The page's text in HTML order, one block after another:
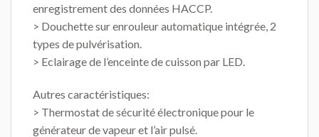
enregistrement des données HACCP.
> Douchette sur enrouleur automatique intégrée, 2
types de pulvérisation.
> Eclairage de l’enceinte de cuisson par LED.
Autres caractéristiques:
> Thermostat de sécurité électronique pour le
générateur de vapeur et l’air pulsé.